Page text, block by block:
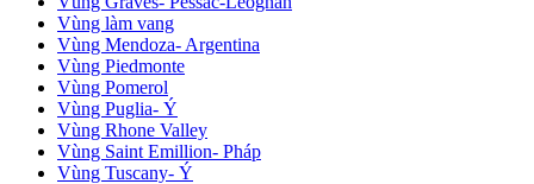
Vùng làm vang
Vùng Mendoza- Argentina
Vùng Piedmonte
Vùng Pomerol
Vùng Puglia- Ý
Vùng Rhone Valley
Vùng Saint Emillion- Pháp
Vùng Tuscany- Ý